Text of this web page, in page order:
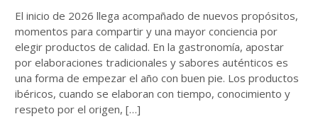
El inicio de 2026 llega acompañado de nuevos propósitos,
momentos para compartir y una mayor conciencia por
elegir productos de calidad. En la gastronomía, apostar
por elaboraciones tradicionales y sabores auténticos es
una forma de empezar el año con buen pie. Los productos
ibéricos, cuando se elaboran con tiempo, conocimiento y
respeto por el origen, […]